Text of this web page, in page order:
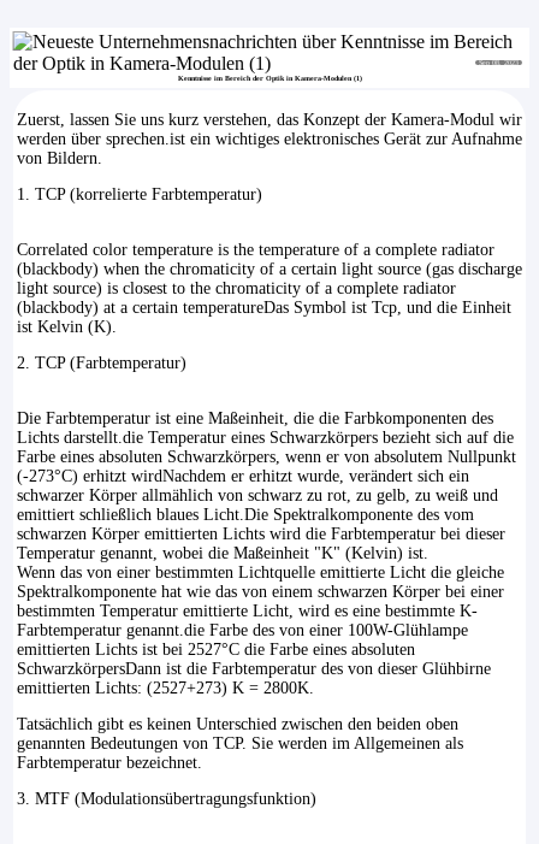
Sep 08, 2023
Kenntnisse im Bereich der Optik in Kamera-Modulen (1)
Zuerst, lassen Sie uns kurz verstehen, das Konzept der Kamera-Modul wir
werden über sprechen.ist ein wichtiges elektronisches Gerät zur Aufnahme
von Bildern.
1. TCP (korrelierte Farbtemperatur)
Correlated color temperature is the temperature of a complete radiator
(blackbody) when the chromaticity of a certain light source (gas discharge
light source) is closest to the chromaticity of a complete radiator
(blackbody) at a certain temperatureDas Symbol ist Tcp, und die Einheit
ist Kelvin (K).
2. TCP (Farbtemperatur)
Die Farbtemperatur ist eine Maßeinheit, die die Farbkomponenten des
Lichts darstellt.die Temperatur eines Schwarzkörpers bezieht sich auf die
Farbe eines absoluten Schwarzkörpers, wenn er von absolutem Nullpunkt
(-273°C) erhitzt wirdNachdem er erhitzt wurde, verändert sich ein
schwarzer Körper allmählich von schwarz zu rot, zu gelb, zu weiß und
emittiert schließlich blaues Licht.Die Spektralkomponente des vom
schwarzen Körper emittierten Lichts wird die Farbtemperatur bei dieser
Temperatur genannt, wobei die Maßeinheit "K" (Kelvin) ist.
Wenn das von einer bestimmten Lichtquelle emittierte Licht die gleiche
Spektralkomponente hat wie das von einem schwarzen Körper bei einer
bestimmten Temperatur emittierte Licht, wird es eine bestimmte K-
Farbtemperatur genannt.die Farbe des von einer 100W-Glühlampe
emittierten Lichts ist bei 2527°C die Farbe eines absoluten
SchwarzkörpersDann ist die Farbtemperatur des von dieser Glühbirne
emittierten Lichts: (2527+273) K = 2800K.
Tatsächlich gibt es keinen Unterschied zwischen den beiden oben
genannten Bedeutungen von TCP. Sie werden im Allgemeinen als
Farbtemperatur bezeichnet.
3. MTF (Modulationsübertragungsfunktion)